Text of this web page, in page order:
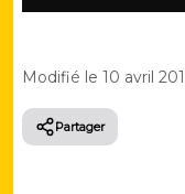
Modifié le 10 avril
Partager